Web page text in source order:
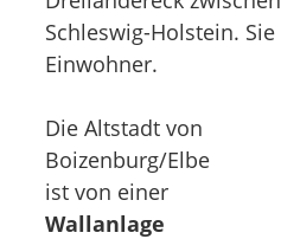
Schleswig-Holstein.
Einwohner.
Die Altstadt von
Boizenburg/Elbe
ist von einer
Wallanlage